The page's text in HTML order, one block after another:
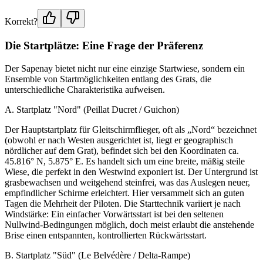
Korrekt?
Die Startplätze: Eine Frage der Präferenz
Der Sapenay bietet nicht nur eine einzige Startwiese, sondern ein
Ensemble von Startmöglichkeiten entlang des Grats, die
unterschiedliche Charakteristika aufweisen.
A. Startplatz "Nord" (Peillat Ducret / Guichon)
Der Hauptstartplatz für Gleitschirmflieger, oft als „Nord“ bezeichnet
(obwohl er nach Westen ausgerichtet ist, liegt er geographisch
nördlicher auf dem Grat), befindet sich bei den Koordinaten ca.
45.816° N, 5.875° E. Es handelt sich um eine breite, mäßig steile
Wiese, die perfekt in den Westwind exponiert ist. Der Untergrund ist
grasbewachsen und weitgehend steinfrei, was das Auslegen neuer,
empfindlicher Schirme erleichtert. Hier versammelt sich an guten
Tagen die Mehrheit der Piloten. Die Starttechnik variiert je nach
Windstärke: Ein einfacher Vorwärtsstart ist bei den seltenen
Nullwind-Bedingungen möglich, doch meist erlaubt die anstehende
Brise einen entspannten, kontrollierten Rückwärtsstart.
B. Startplatz "Süd" (Le Belvédère / Delta-Rampe)